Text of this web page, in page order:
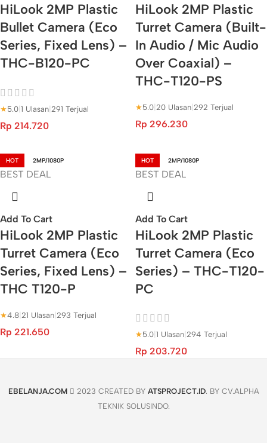
HiLook 2MP Plastic
Bullet Camera (Eco
Series, Fixed Lens) –
THC-B120-PC
★5.0 1 Ulasan 291 Terjual
Rp 214.720
HiLook 2MP Plastic
Turret Camera (Built-
In Audio / Mic Audio
Over Coaxial) –
THC-T120-PS
★5.0 20 Ulasan 292 Terjual
Rp 296.230
HOT 2MP/1080P
BEST DEAL
Add To Cart
HiLook 2MP Plastic
Turret Camera (Eco
Series, Fixed Lens) –
THC T120-P
★4.8 21 Ulasan 293 Terjual
Rp 221.650
HOT 2MP/1080P
BEST DEAL
Add To Cart
HiLook 2MP Plastic
Turret Camera (Eco
Series) – THC-T120-
PC
★5.0 1 Ulasan 294 Terjual
Rp 203.720
EBELANJA.COM 2023 CREATED BY ATSPROJECT.ID. BY CV.ALPHA
TEKNIK SOLUSINDO.